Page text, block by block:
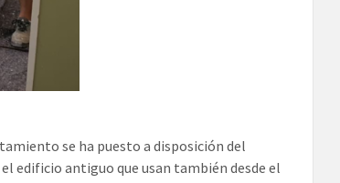
se ha puesto a disposición del
edificio antiguo que usan también desde el